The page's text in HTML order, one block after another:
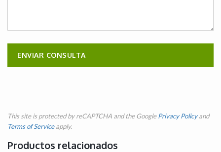
This site is protected by reCAPTCHA and the GooglePrivacy Policyand
Terms of Serviceapply.
Productos relacionados